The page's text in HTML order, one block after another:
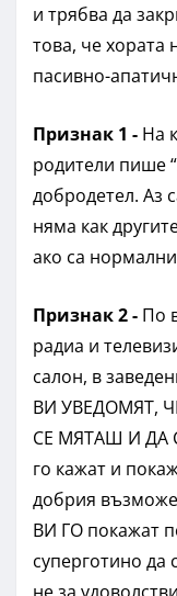
и трябва да
това, че хората
пасивно-
Признак 1 - На
родители пише
добродетел. Аз
няма как
ако са
Признак 2 - По
радиа и
салон, в
ВИ УВЕДОМЯТ,
СЕ МЯТАШ И ДА
го кажат и
добрия
ВИ ГО покажат
суперготино да